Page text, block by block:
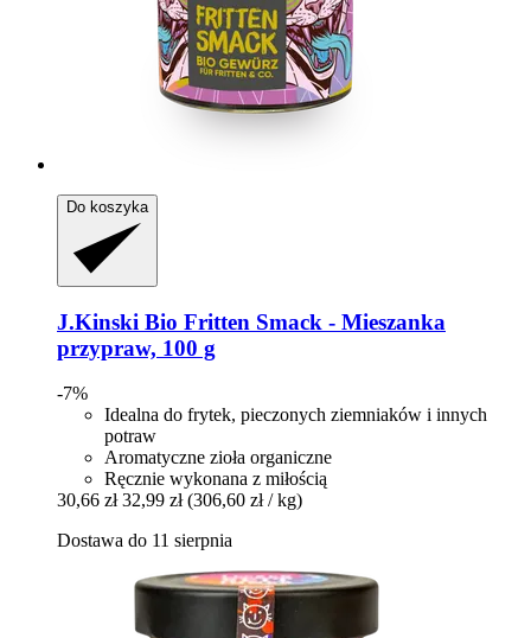
Do koszyka
J.Kinski Bio Fritten Smack -​ Mieszanka
przypraw, 100 g
-7%
Idealna do frytek, pieczonych ziemniaków i innych
potraw
Aromatyczne zioła organiczne
Ręcznie wykonana z miłością
30,66 zł 32,99 zł (306,60 zł / kg)
Dostawa do 11 sierpnia